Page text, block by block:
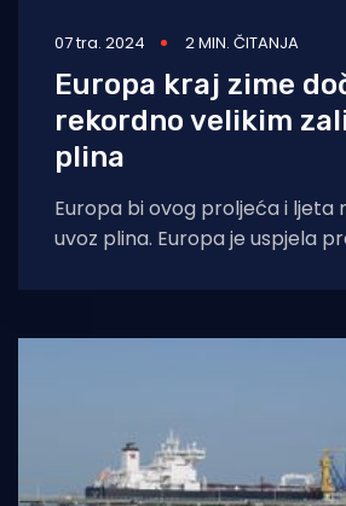
07 tra. 2024 2 MIN. ČITANJA
Europa kraj zime
rekordno velikim
plina
Europa bi ovog proljeća i ljeta
uvoz plina. Europa je uspjela prebroditi ovu